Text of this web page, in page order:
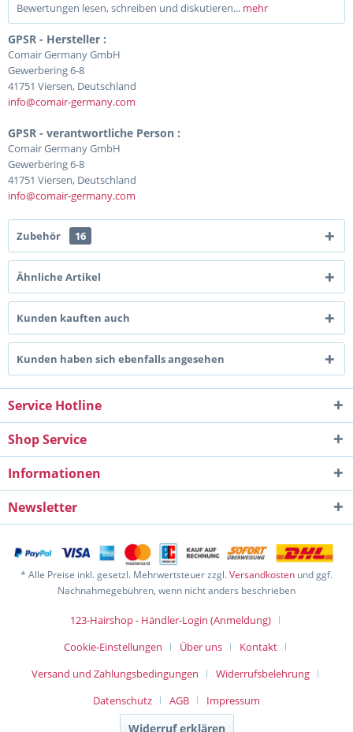
Bewertungen lesen, schreiben und diskutieren... mehr
GPSR - Hersteller :
Comair Germany GmbH
Gewerbering 6-8
41751 Viersen, Deutschland
info@comair-germany.com
GPSR - verantwortliche Person :
Comair Germany GmbH
Gewerbering 6-8
41751 Viersen, Deutschland
info@comair-germany.com
Zubehör 16
Ähnliche Artikel
Kunden kauften auch
Kunden haben sich ebenfalls angesehen
Service Hotline
Shop Service
Informationen
Newsletter
* Alle Preise inkl. gesetzl. Mehrwertsteuer zzgl.Versandkosten und ggf.
Nachnahmegebühren, wenn nicht anders beschrieben
123-Hairshop - Händler-Login (Anmeldung)
Cookie-Einstellungen
Über uns
Kontakt
Versand und Zahlungsbedingungen
Widerrufsbelehrung
Datenschutz
AGB Impressum
Widerruf erklären